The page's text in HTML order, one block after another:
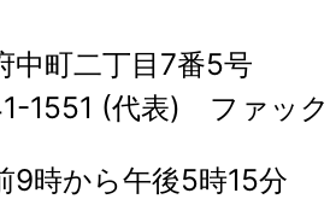
中町二丁目7番5号
1551 (代表) ファッ
9時から午後5時15分